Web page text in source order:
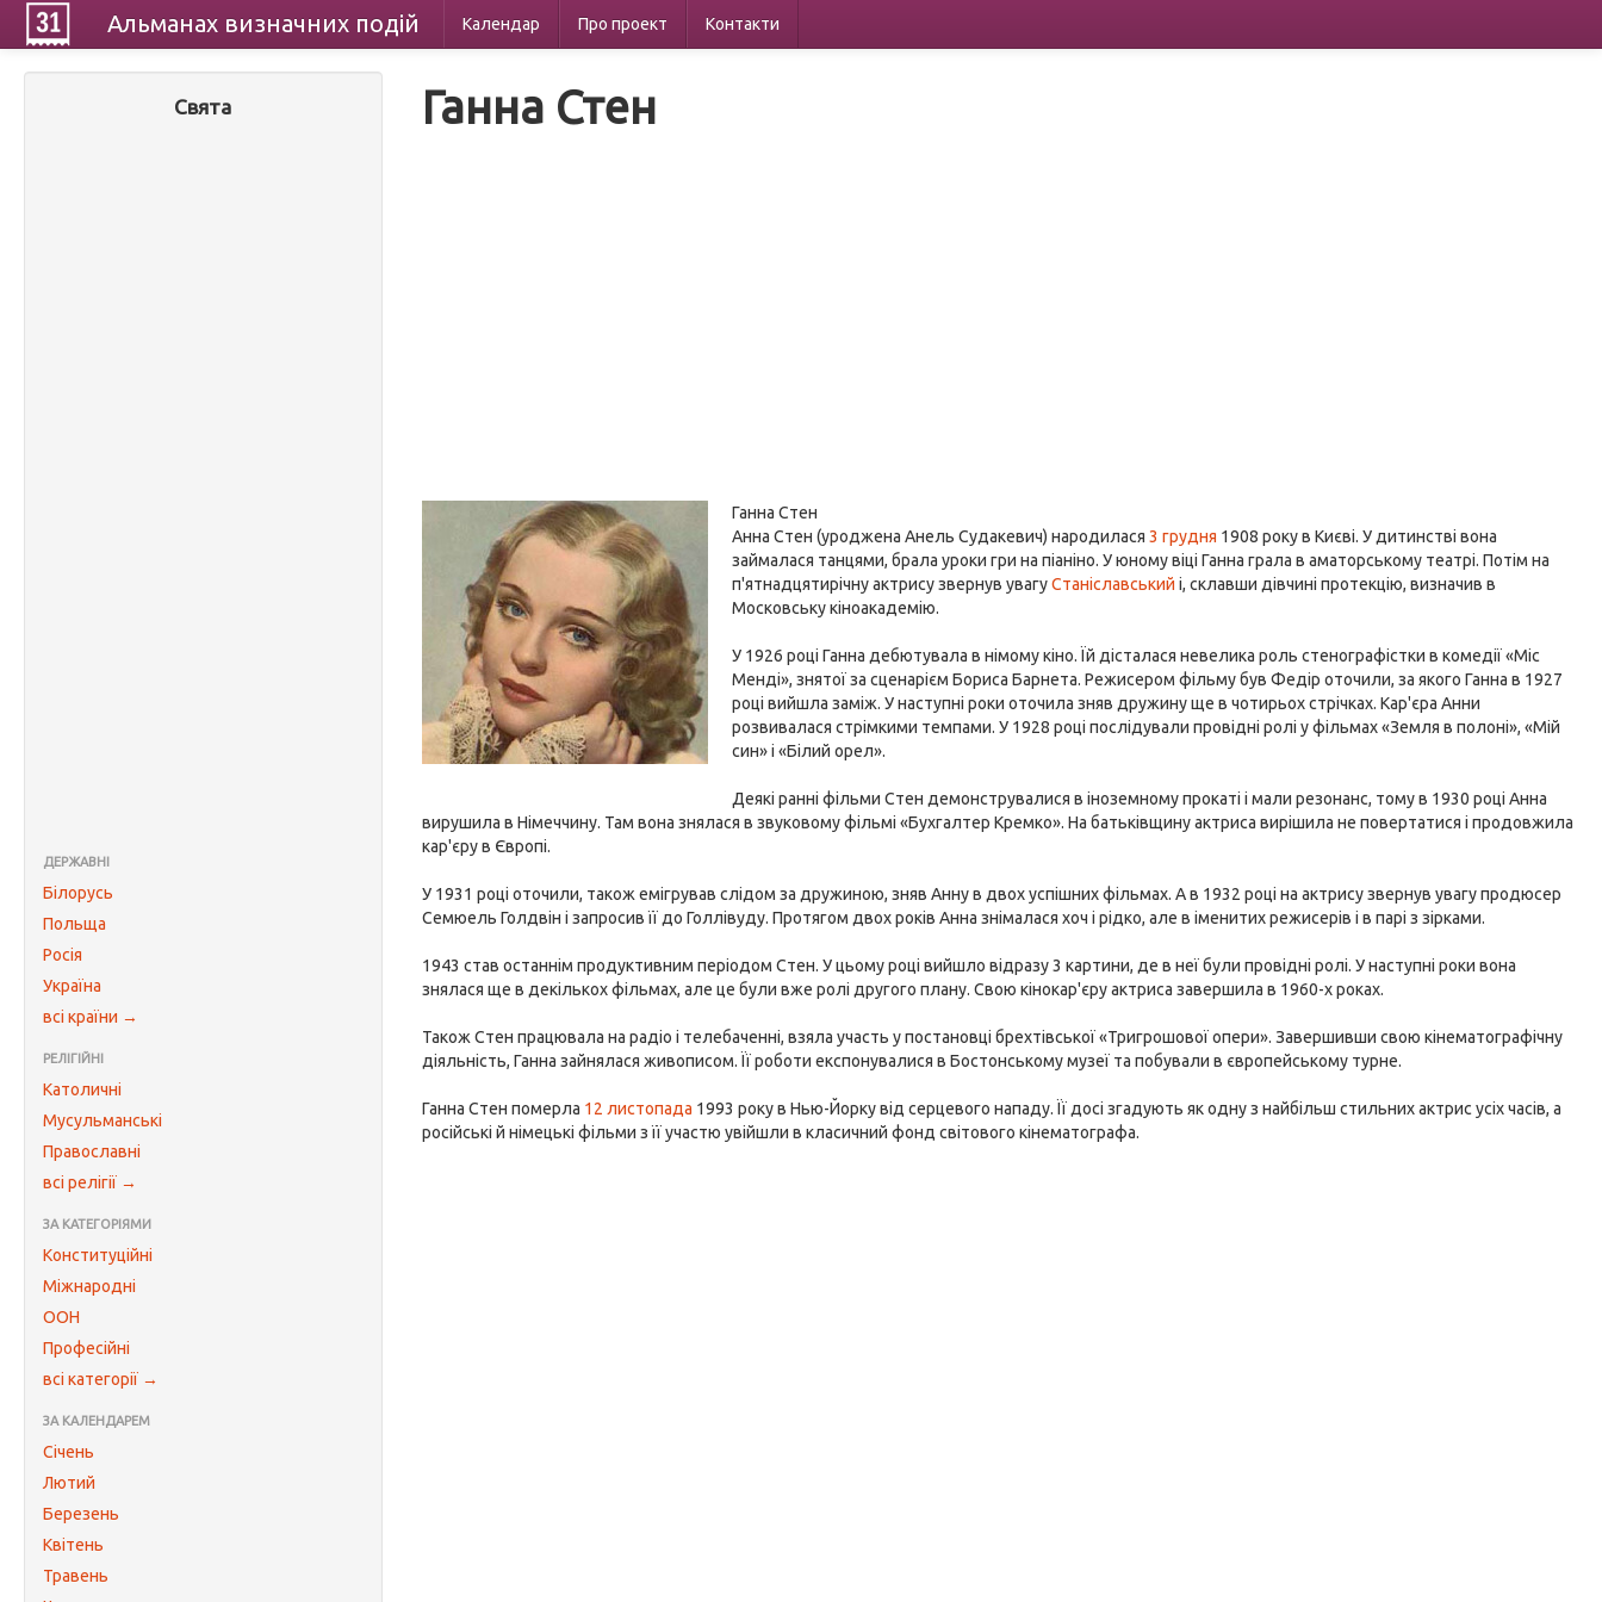
Альманах визначних подій Календар Про проект Контакти
Свята
ДЕРЖАВНІ
Білорусь
Польща
Росія
Україна
всі країни →
РЕЛІГІЙНІ
Католичні
Мусульманські
Православні
всі релігії →
ЗА КАТЕГОРІЯМИ
Конституційні
Міжнародні
ООН
Професійні
всі категорії →
ЗА КАЛЕНДАРЕМ
Січень
Лютий
Березень
Квітень
Травень
Ганна Стен
Ганна Стен
Анна Стен (уроджена Анель Судакевич) народилася3 грудня 1908 року в Києві. У дитинстві вона
займалася танцями, брала уроки гри на піаніно. У юному віці Ганна грала в аматорському театрі. Потім на
п'ятнадцятирічну актрису звернув увагуСтаніславський і, склавши дівчині протекцію, визначив в
Московську кіноакадемію.
У 1926 році Ганна дебютувала в німому кіно. Їй дісталася невелика роль стенографістки в комедії «Міс
Менді», знятої за сценарієм Бориса Барнета. Режисером фільму був Федір оточили, за якого Ганна в 1927
році вийшла заміж. У наступні роки оточила зняв дружину ще в чотирьох стрічках. Кар'єра Анни
розвивалася стрімкими темпами. У 1928 році послідували провідні ролі у фільмах «Земля в полоні», «Мій
син» і «Білий орел».
Деякі ранні фільми Стен демонструвалися в іноземному прокаті і мали резонанс, тому в 1930 році Анна
вирушила в Німеччину. Там вона знялася в звуковому фільмі «Бухгалтер Кремко». На батьківщину актриса вирішила не повертатися і продовжила
кар'єру в Європі.
У 1931 році оточили, також емігрував слідом за дружиною, зняв Анну в двох успішних фільмах. А в 1932 році на актрису звернув увагу продюсер
Семюель Голдвін і запросив її до Голлівуду. Протягом двох років Анна знімалася хоч і рідко, але в іменитих режисерів і в парі з зірками.
1943 став останнім продуктивним періодом Стен. У цьому році вийшло відразу 3 картини, де в неї були провідні ролі. У наступні роки вона
знялася ще в декількох фільмах, але це були вже ролі другого плану. Свою кінокар'єру актриса завершила в 1960-х роках.
Також Стен працювала на радіо і телебаченні, взяла участь у постановці брехтівської «Тригрошової опери». Завершивши свою кінематографічну
діяльність, Ганна зайнялася живописом. Її роботи експонувалися в Бостонському музеї та побували в європейському турне.
Ганна Стен померла 12 листопада 1993 року в Нью-Йорку від серцевого нападу. Її досі згадують як одну з найбільш стильних актрис усіх часів, а
російські й німецькі фільми з її участю увійшли в класичний фонд світового кінематографа.